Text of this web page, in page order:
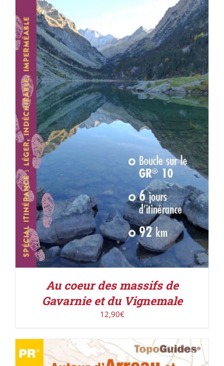
AJOUTER AU PANIER / DÉTAILS
Au coeur des massifs de
Gavarnie et du Vignemale
12,90€